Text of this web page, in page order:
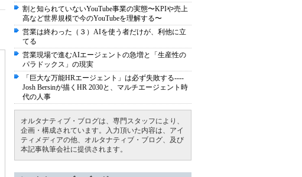
割と知られていないYouTube事業の実態〜KPIや売上
高など世界規模で今のYouTubeを理解する〜
営業は終わった（３）AIを使う者だけが、利他に立
てる
営業現場で進むAIエージェントの急増と「生産性の
パラドックス」の現実
「巨大な万能HRエージェント」は必ず失敗する----
Josh Bersinが描くHR 2030と、マルチエージェント時
代の人事
オルタナティブ・ブログは、専門スタッフにより、
企画・構成されています。入力頂いた内容は、アイ
ティメディアの他、オルタナティブ・ブログ、及び
本記事執筆会社に提供されます。